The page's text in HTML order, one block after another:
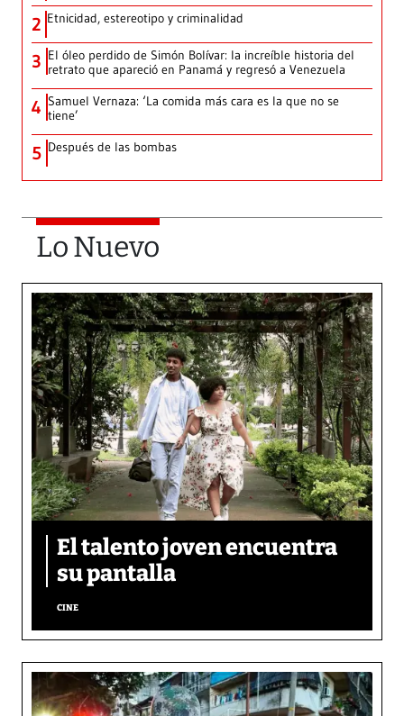
2 Etnicidad, estereotipo y criminalidad
3 El óleo perdido de Simón Bolívar: la increíble historia del
retrato que apareció en Panamá y regresó a Venezuela
4 Samuel Vernaza: ‘La comida más cara es la que no se
tiene’
5 Después de las bombas
Lo Nuevo
El talento joven encuentra
su pantalla​
CINE